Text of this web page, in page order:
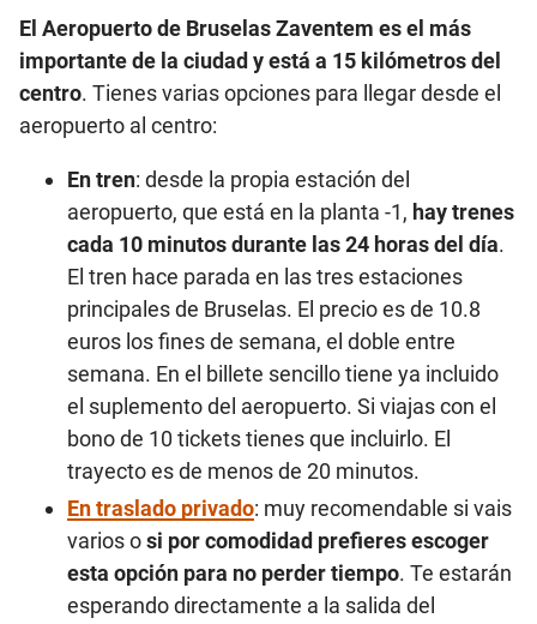
El Aeropuerto de Bruselas Zaventem es el más
importante de la ciudad y está a 15 kilómetros del
centro. Tienes varias opciones para llegar desde el
aeropuerto al centro:
En tren: desde la propia estación del
aeropuerto, que está en la planta -1, hay trenes
cada 10 minutos durante las 24 horas del día.
El tren hace parada en las tres estaciones
principales de Bruselas. El precio es de 10.8
euros los fines de semana, el doble entre
semana. En el billete sencillo tiene ya incluido
el suplemento del aeropuerto. Si viajas con el
bono de 10 tickets tienes que incluirlo. El
trayecto es de menos de 20 minutos.
En traslado privado: muy recomendable si vais
varios osi por comodidad prefieres escoger
esta opción para no perder tiempo. Te estarán
esperando directamente a la salida del